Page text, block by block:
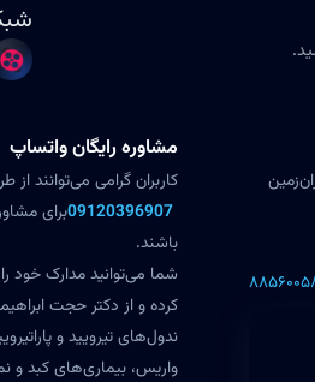
مشاوره رایگان واتساپ
کاربران گرامی می‌توانند
09120396907برای
باشند.
شما می‌توانید مدارک خود
کرده و از دکتر حجت
ندول‌های تیرویید و
واریس، بیماری‌های کبد و